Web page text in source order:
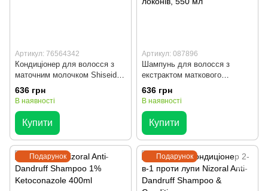
Артикул: 76564342
Кондиціонер для волосся з
маточним молочком Shiseido
Fino Premium Touch для
глибокого зволоження та
636 грн
В наявності
Купити
Артикул: 087896
Шампунь для волосся з
екстрактом маткового
молочка Shiseido Fino
Premium Touch для глибокого
пошкоджених локонів, 550 мл
636 грн
В наявності
Купити
Подарунок Подарунок